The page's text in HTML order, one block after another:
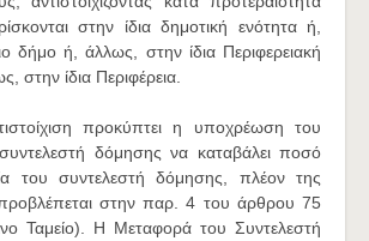
στην ίδια δημοτική ενότητα ή,
δήμο ή, άλλως, στην ίδια Περιφερειακή
στην ίδια Περιφέρεια.
προκύπτει η υποχρέωση του
δόμησης να καταβάλει ποσό
του συντελεστή δόμησης, πλέον της
στην παρ. 4 του άρθρου 75
Ταμείο). Η Μεταφορά του Συντελεστή